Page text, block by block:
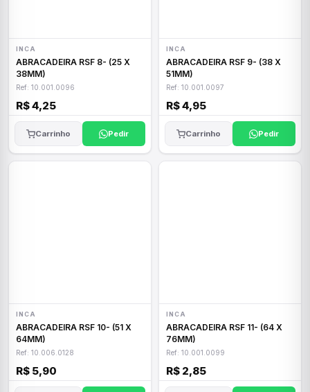
INCA
ABRACADEIRA RSF 8- (25 X
38MM)
Ref: 10.001.0096
R$ 4,25
Carrinho Pedir
INCA
ABRACADEIRA RSF 9- (38 X
51MM)
Ref: 10.001.0097
R$ 4,95
Carrinho Pedir
INCA
ABRACADEIRA RSF 10- (51 X
64MM)
Ref: 10.006.0128
R$ 5,90
INCA
ABRACADEIRA RSF 11- (64 X
76MM)
Ref: 10.001.0099
R$ 2,85